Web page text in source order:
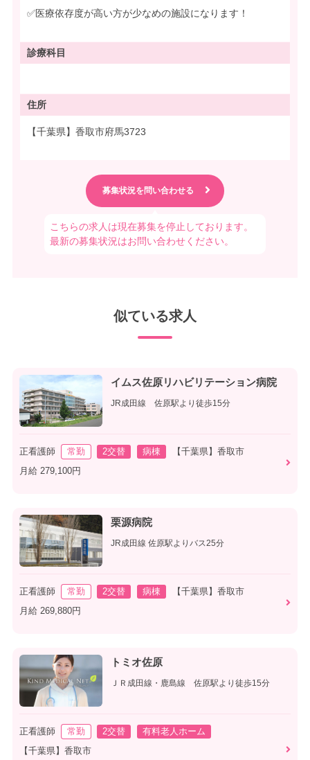
✅医療依存度が高い方が少なめの施設になります！
診療科目
住所
【千葉県】香取市府馬3723
こちらの求人は現在募集を停止しております。
最新の募集状況はお問い合わせください。
似ている求人
イムス佐原リハビリテーション病院
JR成田線 佐原駅より徒歩15分
正看護師 常勤 2交替 病棟
【千葉県】香取市
月給 279,100円
栗源病院
JR成田線 佐原駅よりバス25分
正看護師 常勤 2交替 病棟
【千葉県】香取市
月給 269,880円
トミオ佐原
ＪＲ成田線・鹿島線 佐原駅より徒歩15分
正看護師 常勤 2交替
有料老人ホーム
【千葉県】香取市